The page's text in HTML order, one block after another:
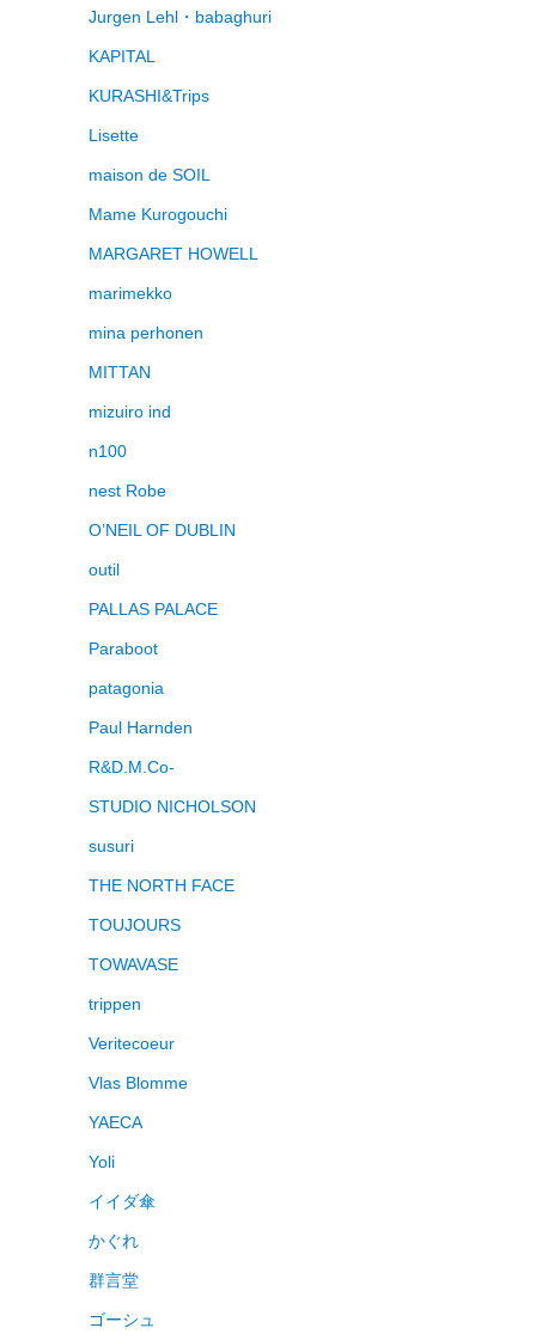
Jurgen Lehl・babaghuri
KAPITAL
KURASHI&Trips
Lisette
maison de SOIL
Mame Kurogouchi
MARGARET HOWELL
marimekko
mina perhonen
MITTAN
mizuiro ind
n100
nest Robe
O’NEIL OF DUBLIN
outil
PALLAS PALACE
Paraboot
patagonia
Paul Harnden
R&D.M.Co-
STUDIO NICHOLSON
susuri
THE NORTH FACE
TOUJOURS
TOWAVASE
trippen
Veritecoeur
Vlas Blomme
YAECA
Yoli
イイダ傘
かぐれ
群言堂
ゴーシュ